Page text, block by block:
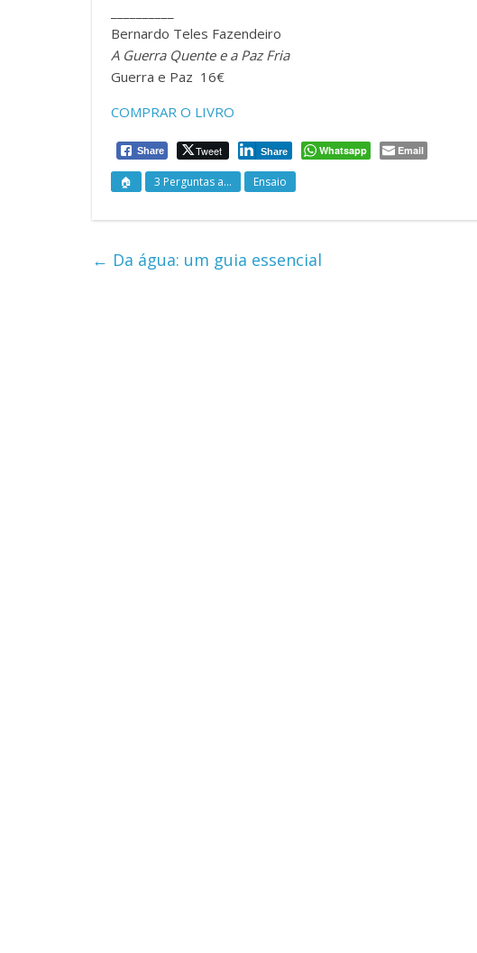
Bernardo Teles Fazendeiro
A Guerra Quente e a Paz Fria
Guerra e Paz 16€
COMPRAR O LIVRO
Share Tweet Share Whatsapp Email
🏠 3 Perguntas a... Ensaio
← Da água: um guia essencial